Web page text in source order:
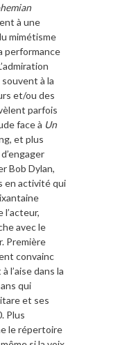
à une
mimétisme
performance
à la
et/ou des
parfois
face à Un
et plus
Bob Dylan,
en activité qui
l’acteur,
avec le
Première
convainc
l’aise dans la
qui
et ses
Plus
le répertoire